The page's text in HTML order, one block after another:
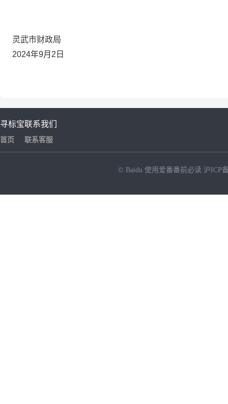
灵武市财政局
2024年9月2日
寻标宝
首页
联系我们
联系客服
© Baidu 使用爱番番前必读 沪ICP